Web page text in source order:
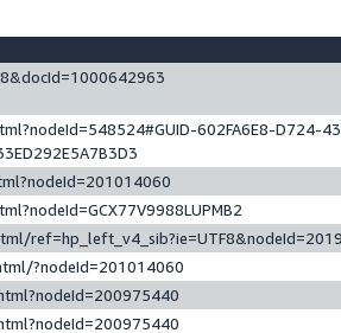
602FA6E8-D724-
?nodeId=201014060